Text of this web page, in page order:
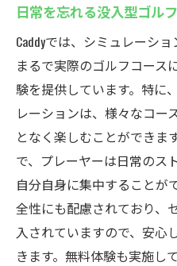
日常を忘れる没入型ゴル
Caddyでは、シミュレーシ
まるで実際のゴルフコース
験を提供しています。特に
レーションは、様々なコー
となく楽しむことができま
で、プレーヤーは日常のス
自分自身に集中することが
全性にも配慮されており、
入されていますので、安心
きます。無料体験も実施し